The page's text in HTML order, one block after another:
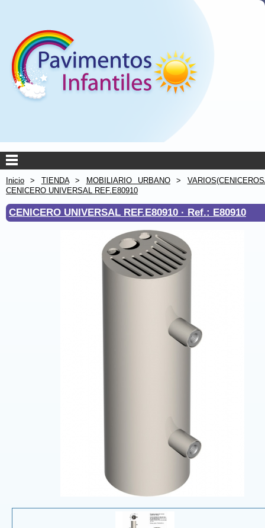
Inicio > TIENDA> MOBILIARIO URBANO>
CENICERO UNIVERSAL REF.E80910
CENICERO UNIVERSAL REF.E80910 · Ref.: E80910